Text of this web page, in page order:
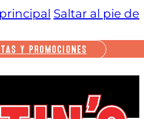
Saltar al pie de
Y PROMOCIONES